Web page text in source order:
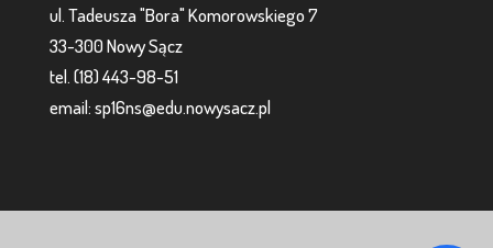
ul. Tadeusza "Bora" Komorowskiego 7
33-300 Nowy Sącz
tel. (18) 443-98-51
email: sp16ns@edu.nowysacz.pl